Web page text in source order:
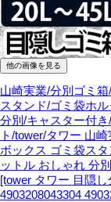
他の画像を見る
山崎実業/分別ゴミ
スタンド/ゴミ袋ホ
分別/キャスター付
ト/tower/タワー 山崎
ボックス ゴミ袋ス
ットル おしゃれ 分
[tower タワー 目隠
4903208043304